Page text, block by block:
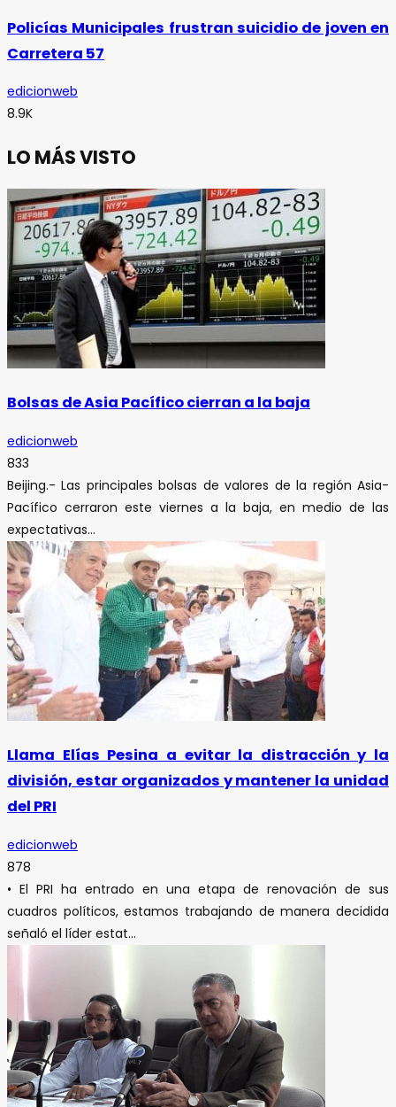
Policías Municipales frustran suicidio de joven en
Carretera 57
edicionweb
8.9K
LO MÁS VISTO
Bolsas de Asia Pacífico cierran a la baja
edicionweb
833
Beijing.- Las principales bolsas de valores de la región Asia-
Pacífico cerraron este viernes a la baja, en medio de las
expectativas...
Llama Elías Pesina a evitar la distracción y la
división, estar organizados y mantener la unidad
del PRI
edicionweb
878
• El PRI ha entrado en una etapa de renovación de sus
cuadros políticos, estamos trabajando de manera decidida
señaló el líder estat...